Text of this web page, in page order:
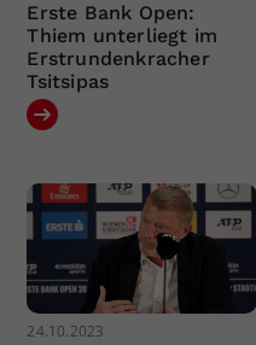
Erste Bank Open:
Thiem unterliegt im
Erstrundenkracher
Tsitsipas
24.10.2023